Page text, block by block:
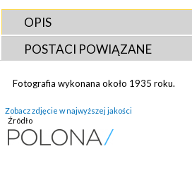
OPIS
POSTACI POWIĄZANE
Fotografia wykonana około 1935 roku.
Zobacz zdjęcie w najwyższej jakości
Źródło